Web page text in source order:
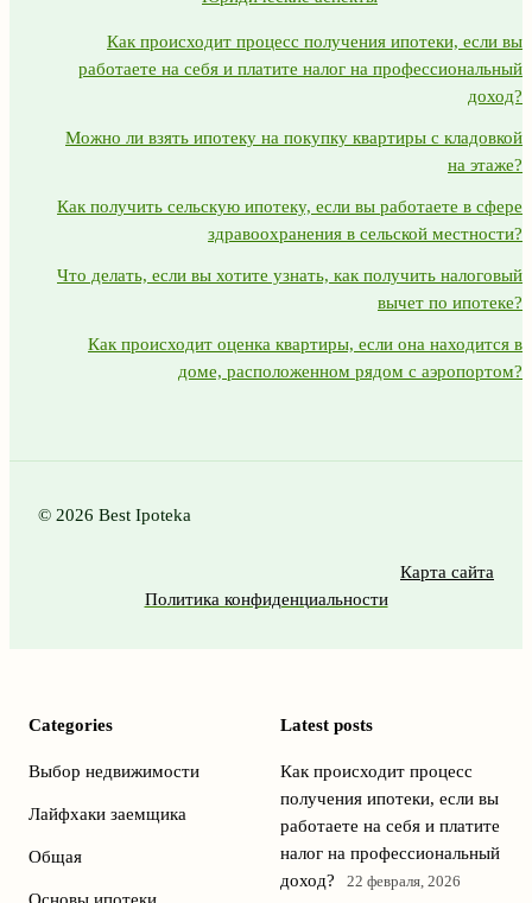
Как происходит процесс получения ипотеки, если вы
работаете на себя и платите налог на профессиональный
доход?
Можно ли взять ипотеку на покупку квартиры с кладовкой
на этаже?
Как получить сельскую ипотеку, если вы работаете в сфере
здравоохранения в сельской местности?
Что делать, если вы хотите узнать, как получить налоговый
вычет по ипотеке?
Как происходит оценка квартиры, если она находится в
доме, расположенном рядом с аэропортом?
© 2026 Best Ipoteka
Карта сайта
Политика конфиденциальности
Categories
Выбор недвижимости
Лайфхаки заемщика
Общая
Latest posts
Как происходит процесс
получения ипотеки, если вы
работаете на себя и платите
налог на профессиональный
доход?
22 февраля, 2026